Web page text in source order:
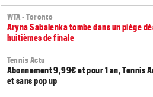
WTA - Toronto
Aryna Sabalenka tombe dans un piège
huitièmes de finale
Tennis Actu
Abonnement 9,99€ et pour 1 an, Tennis
et sans pop up